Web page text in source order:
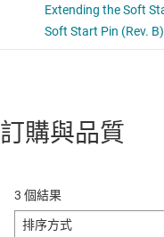
訂購與品質